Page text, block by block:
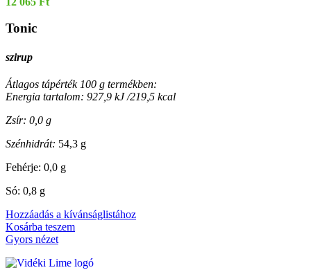
Tonic
szirup
Átlagos tápérték 100 g termékben:
Energia tartalom: 927,9 kJ /219,5 kcal
Zsír: 0,0 g
Szénhidrát: 54,3 g
Fehérje: 0,0 g
Só: 0,8 g
Hozzáadás a kívánságlistához
Kosárba teszem
Gyors nézet